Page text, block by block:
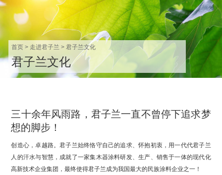
首页> 走进君子兰 > 君子兰文化
君子兰文化
三十余年风雨路，君子兰一直不曾停下追求梦
想的脚步！
创造心，卓越路。君子兰始终恪守自己的追求、怀抱初衷，用一代代君子兰
人的汗水与智慧，成就了一家集木器涂料研发、生产、销售于一体的现代化
高新技术企业集团，最终使得君子兰成为我国最大的民族涂料企业之一！